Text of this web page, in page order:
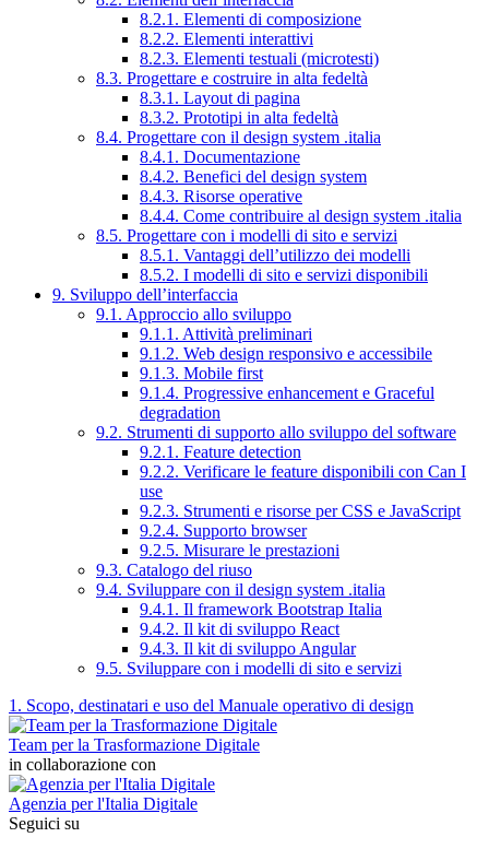
8.2.1. Elementi di composizione
8.2.2. Elementi interattivi
8.2.3. Elementi testuali (microtesti)
8.3. Progettare e costruire in alta fedeltà
8.3.1. Layout di pagina
8.3.2. Prototipi in alta fedeltà
8.4. Progettare con il design system .italia
8.4.1. Documentazione
8.4.2. Benefici del design system
8.4.3. Risorse operative
8.4.4. Come contribuire al design system .italia
8.5. Progettare con i modelli di sito e servizi
8.5.1. Vantaggi dell’utilizzo dei modelli
8.5.2. I modelli di sito e servizi disponibili
9. Sviluppo dell’interfaccia
9.1. Approccio allo sviluppo
9.1.1. Attività preliminari
9.1.2. Web design responsivo e accessibile
9.1.3. Mobile first
9.1.4. Progressive enhancement e Graceful
degradation
9.2. Strumenti di supporto allo sviluppo del software
9.2.1. Feature detection
9.2.2. Verificare le feature disponibili con Can I
use
9.2.3. Strumenti e risorse per CSS e JavaScript
9.2.4. Supporto browser
9.2.5. Misurare le prestazioni
9.3. Catalogo del riuso
9.4. Sviluppare con il design system .italia
9.4.1. Il framework Bootstrap Italia
9.4.2. Il kit di sviluppo React
9.4.3. Il kit di sviluppo Angular
9.5. Sviluppare con i modelli di sito e servizi
1. Scopo, destinatari e uso del Manuale operativo di design
Team per la Trasformazione Digitale
in collaborazione con
Agenzia per l'Italia Digitale
Seguici su